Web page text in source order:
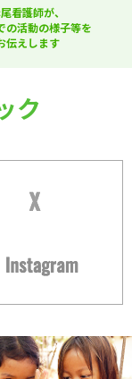
看護師が、
の活動の様子等を
伝えします
ク